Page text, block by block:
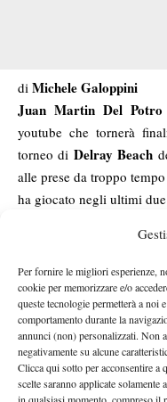
Per fornire le migliori esperienze,
cookie per memorizzare e/o
queste tecnologie permetterà a noi
comportamento durante la
annunci (non) personalizzati. Non
negativamente su alcune
Clicca qui sotto per acconsentire a
scelte saranno applicate
di Michele Galoppini
Juan Martin Del Potro
youtube che tornerà
torneo di Delray Beach
alle prese da troppo
ha giocato negli ultimi
Nelle parole di Del
racconto dei momenti
questi due anni, in cui
condizione fisica
ringraziamento è andato
vicinonei momenti più